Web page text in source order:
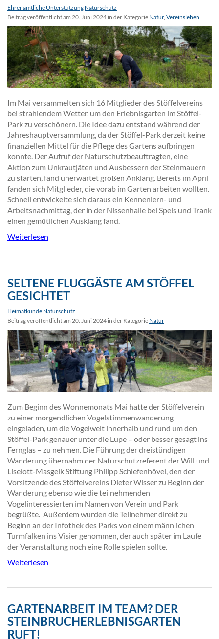
Ehrenamtliche Unterstützung Naturschutz
Beitrag veröffentlicht am 20. Juni 2024 in der Kategorie Natur, Vereinsleben
Im Mai versammelten sich 16 Mitglieder des Stöffelvereins
bei strahlendem Wetter, um den Erlebnisgarten im Stöffel-
Park zu verschönern. Die Idee dazu entstand während der
Jahreshauptversammlung, da der Stöffel-Park derzeit keine
finanziellen Mittel für die Pflege des Gartens aufbringen
konnte. Der Aufruf der Naturschutzbeauftragten, eine
Aktion zum Unkrautjäten und Ausbessern der Steinmauern
zu starten, fand unerwartet großen Anklang. Bereits im April
fanden sich Mitglieder, die vorab im Garten arbeiten wollten.
Schnell entwickelte sich daraus ein Kennenlern- und
Arbeitsnachmittag, der in der Nissenhalle bei Speis und Trank
einen gemütlichen Ausklang fand.
Weiterlesen
SELTENE FLUGGÄSTE AM STÖFFEL
GESICHTET
Heimatkunde Naturschutz
Beitrag veröffentlicht am 20. Juni 2024 in der Kategorie Natur
Zum Beginn des Wonnemonats Mai hatte der Stöffelverein
zu einer morgendlichen Vogelstimmenwanderung
eingeladen, um die Vogelwelt innerhalb und rund um den
Stöffel-Park genauer unter die Lupe – oder besser gesagt ins
Fernglas – zu nehmen. Die Führung der dreistündigen
Wanderung übernahm der Naturschutzreferent der Will und
Liselott-Masgeik Stiftung Philipp Schiefenhövel, den der
Vorsitzende des Stöffelvereins Dieter Wisser zu Beginn der
Wanderung ebenso wie die teilnehmenden
Vogelinteressierten im Namen von Verein und Park
begrüßte. Außerdem wurden die Teilnehmer direkt zu
Beginn an der Infothek des Parks von einem männlichen
Turmfalken ins Visier genommen, der auch später im Laufe
der Veranstaltung noch eine Rolle spielen sollte.
Weiterlesen
GARTENARBEIT IM TEAM? DER
STEINBRUCHERLEBNISGARTEN
RUFT!